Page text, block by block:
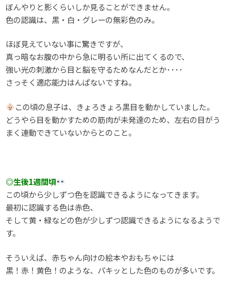
ぼんやりと影くらいしか見ることができません。
色の認識は、黒・白・グレーの無彩色のみ。
ほぼ見えていない事に驚きですが、
真っ暗なお腹の中から急に明るい所に出てくるので、
強い光の刺激から目と脳を守るためなんだとか････
さっそく適応能力はんぱないですね。
この頃の息子は、きょろきょろ黒目を動かしていました。
どうやら目を動かすための筋肉が未発達のため、左右の目がう
まく連動できていないからとのこと。
◎生後1週間頃
この頃から少しずつ色を認識できるようになってきます。
最初に認識する色は赤色、
そして黄・緑などの色が少しずつ認識できるようになるようで
す。
そういえば、赤ちゃん向けの絵本やおもちゃには
黒！赤！黄色！のような、パキッとした色のものが多いです。